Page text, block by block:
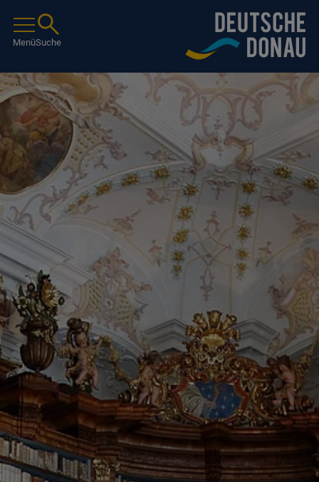
MenüSuche